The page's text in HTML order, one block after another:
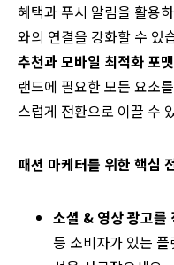
혜택과 푸시 알림을 활용
와의 연결을 강화할 수 있
추천과 모바일 최적화 포
랜드에 필요한 모든 요소
스럽게 전환으로 이끌 수
패션 마케터를 위한 핵심
소셜 & 영상 광고를
등 소비자가 있는